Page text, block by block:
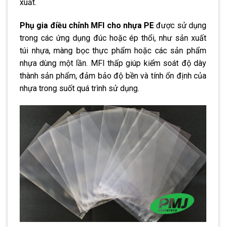
xuất.
Phụ gia điều chỉnh MFI cho nhựa PE được sử dụng
trong các ứng dụng đúc hoặc ép thổi, như sản xuất
túi nhựa, màng bọc thực phẩm hoặc các sản phẩm
nhựa dùng một lần. MFI thấp giúp kiểm soát độ dày
thành sản phẩm, đảm bảo độ bền và tính ổn định của
nhựa trong suốt quá trình sử dụng.